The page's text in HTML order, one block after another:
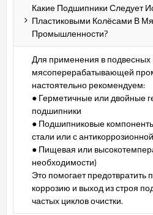
Какие Подшипники Следует
Пластиковыми Колёсами В
Промышленности?
Для применения в подвесных
мясоперерабатывающей
настоятельно рекомендуем:
● Герметичные или двойные
подшипники
● Подшипниковые
стали или с
● Пищевая или
необходимости)
Это помогает предотвратить
коррозию и выход из строя
частых циклов очистки.